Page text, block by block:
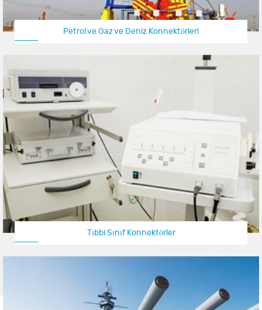
Petrol ve Gaz ve Deniz Konnektörleri
Tıbbi Sınıf Konnektörler